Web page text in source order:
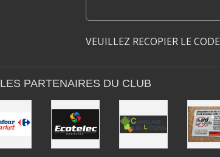
VEUILLEZ RECOPIER LE CODE
LES PARTENAIRES DU CLUB